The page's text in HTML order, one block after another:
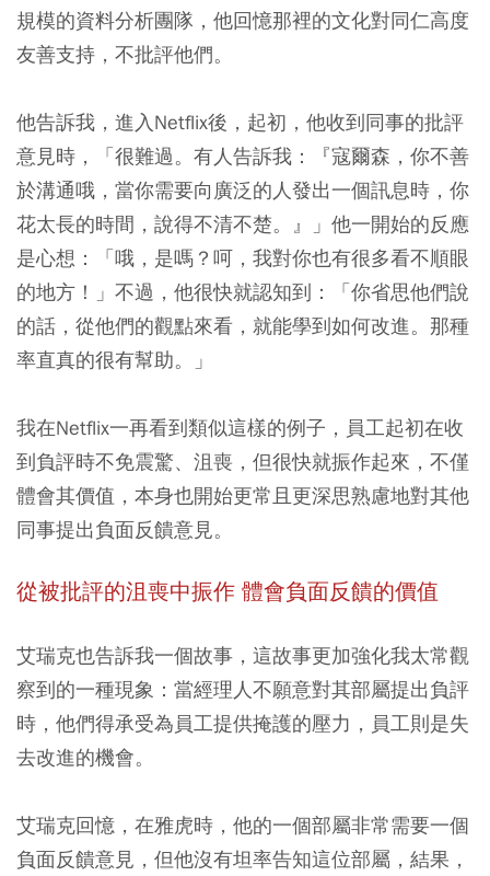
規模的資料分析團隊，他回憶那裡的文化對同仁高度
友善支持，不批評他們。
他告訴我，進入Netflix後，起初，他收到同事的批評
意見時，「很難過。有人告訴我：『寇爾森，你不善
於溝通哦，當你需要向廣泛的人發出一個訊息時，你
花太長的時間，說得不清不楚。』」他一開始的反應
是心想：「哦，是嗎？呵，我對你也有很多看不順眼
的地方！」不過，他很快就認知到：「你省思他們說
的話，從他們的觀點來看，就能學到如何改進。那種
率直真的很有幫助。」
我在Netflix一再看到類似這樣的例子，員工起初在收
到負評時不免震驚、沮喪，但很快就振作起來，不僅
體會其價值，本身也開始更常且更深思熟慮地對其他
同事提出負面反饋意見。
從被批評的沮喪中振作 體會負面反饋的價值
艾瑞克也告訴我一個故事，這故事更加強化我太常觀
察到的一種現象：當經理人不願意對其部屬提出負評
時，他們得承受為員工提供掩護的壓力，員工則是失
去改進的機會。
艾瑞克回憶，在雅虎時，他的一個部屬非常需要一個
負面反饋意見，但他沒有坦率告知這位部屬，結果，